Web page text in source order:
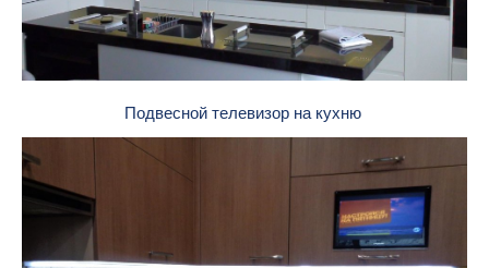
Подвесной телевизор на кухню